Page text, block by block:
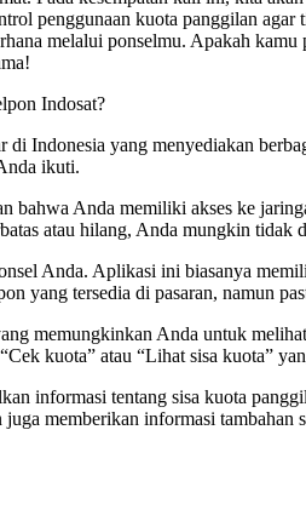
penggunaan kuota panggilan
melalui ponselmu. Apakah
Indosat?
di Indonesia yang menyediakan
ikuti.
bahwa Anda memiliki akses ke
atau hilang, Anda mungkin tidak
Anda. Aplikasi ini biasanya
yang tersedia di pasaran, namun
memungkinkan Anda untuk
kuota” atau “Lihat sisa kuota”
informasi tentang sisa kuota
memberikan informasi